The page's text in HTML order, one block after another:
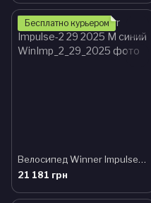
Бесплатно курьером
Велосипед Winner Impulse-2 29 2025 M синий
21 181 грн